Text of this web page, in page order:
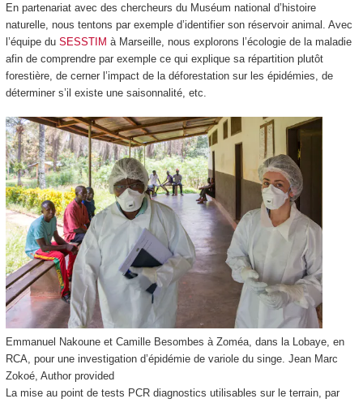
En partenariat avec des chercheurs du Muséum national d’histoire
naturelle, nous tentons par exemple d’identifier son réservoir animal. Avec
l’équipe du SESSTIM à Marseille, nous explorons l’écologie de la maladie
afin de comprendre par exemple ce qui explique sa répartition plutôt
forestière, de cerner l’impact de la déforestation sur les épidémies, de
déterminer s’il existe une saisonnalité, etc.
Emmanuel Nakoune et Camille Besombes à Zoméa, dans la Lobaye, en
RCA, pour une investigation d’épidémie de variole du singe. Jean Marc
Zokoé, Author provided
La mise au point de tests PCR diagnostics utilisables sur le terrain, par